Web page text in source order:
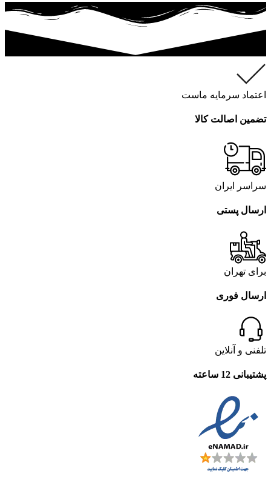
اعتماد سرمایه ماست
تضمین اصالت کالا
سراسر ایران
ارسال پستی
برای تهران
ارسال فوری
تلفنی و آنلاین
پشتیبانی 12 ساعته